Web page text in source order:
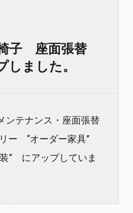
子 座面張替
ました。
ンテナンス・座面張替
ー “オーダー家具”
” にアップしていま